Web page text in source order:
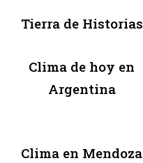
Tierra de Historias
Clima de hoy en
Argentina
Clima en Mendoza